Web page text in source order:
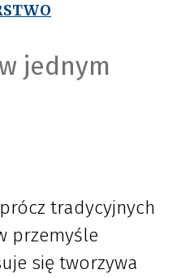
jednym
tradycyjnych
przemyśle
się tworzywa